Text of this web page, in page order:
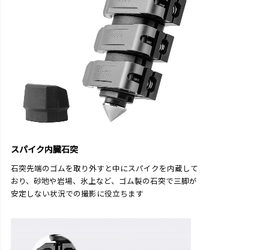
スパイク内臓石突
石突先端のゴムを取り外すと中にスパイクを内蔵して
おり、砂地や岩場、氷上など、ゴム製の石突で三脚が
安定しない状況での撮影に役立ちます